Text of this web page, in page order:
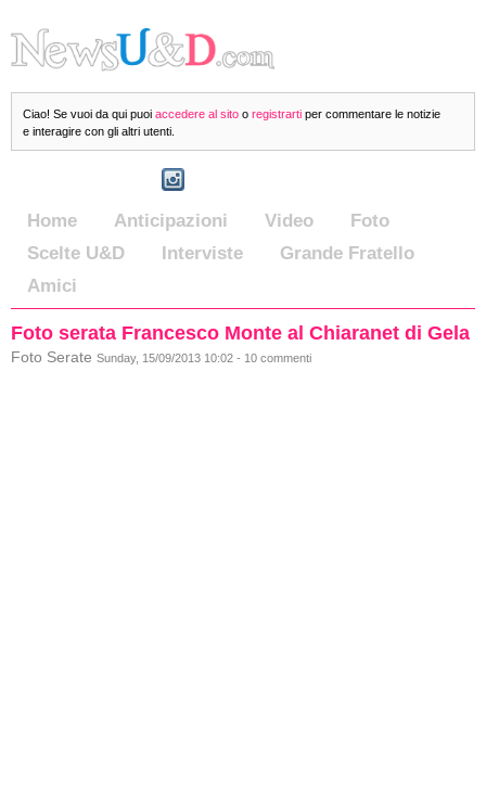
Ciao! Se vuoi da qui puoi accedere al sito o registrarti per commentare le notizie
e interagire con gli altri utenti.
Home Anticipazioni Video
Foto
Scelte U&D
Interviste
Grande Fratello
Amici
Foto serata Francesco Monte al Chiaranet di Gela
Foto Serate Sunday, 15/09/2013 10:02 - 10 commenti